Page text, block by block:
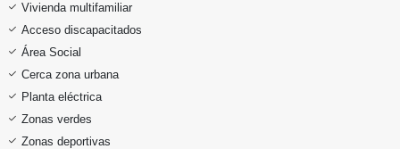
Vivienda multifamiliar
Acceso discapacitados
Área Social
Cerca zona urbana
Planta eléctrica
Zonas verdes
Zonas deportivas